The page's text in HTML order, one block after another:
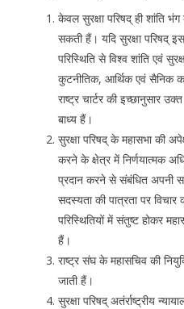
केवल सुरक्षा परिषद् ही शांति
सकती हैं। यदि सुरक्षा परिषद्
परिस्थिति से विश्व शांति एवं
कुटनीतिक, आर्थिक एवं सैनिक
राष्ट्र चार्टर की इच्छानुसार
बाध्य हैं।
सुरक्षा परिषद् के महासभा की
करने के क्षेत्र में निर्णयात्मक
प्रदान करने से संबंधित अपनी
सदस्यता की पात्रता पर
परिस्थितियों में संतुष्ट होकर
हैं।
राष्ट्र संघ के महासचिव की
जाती हैं।
सुरक्षा परिषद् अतंर्राष्ट्रीय